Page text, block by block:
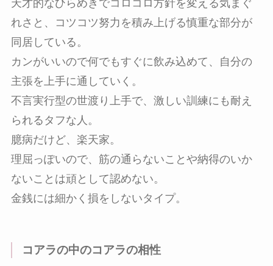
天才的なひらめきでコロコロ方針を変える気まぐ
れさと、コツコツ努力を積み上げる慎重な部分が
同居している。
カンがいいので何でもすぐに飲み込めて、自分の
主張を上手に通していく。
不言実行型の世渡り上手で、激しい訓練にも耐え
られるタフな人。
臆病だけど、楽天家。
理屈っぽいので、筋の通らないことや納得のいか
ないことは頑として認めない。
金銭には細かく損をしないタイプ。
コアラの中のコアラの相性